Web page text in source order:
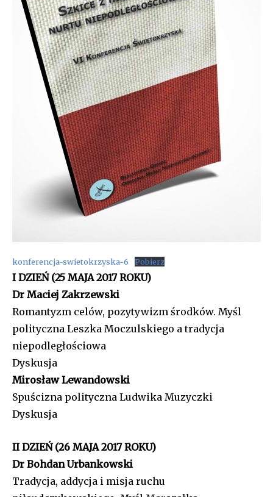
konferencja-swietokrzyska-6 Pobierz
I DZIEŃ (25 MAJA 2017 ROKU)
Dr Maciej Zakrzewski
Romantyzm celów, pozytywizm środków. Myśl
polityczna Leszka Moczulskiego a tradycja
niepodległościowa
Dyskusja
Mirosław Lewandowski
Spuścizna polityczna Ludwika Muzyczki
Dyskusja
II DZIEŃ (26 MAJA 2017 ROKU)
Dr Bohdan Urbankowski
Tradycja, addycja i misja ruchu